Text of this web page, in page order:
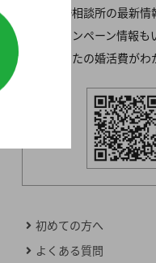
結婚相談所の最新情
キャンペーン情報も
あなたの婚活費がわ
初めての方へ
よくある質問